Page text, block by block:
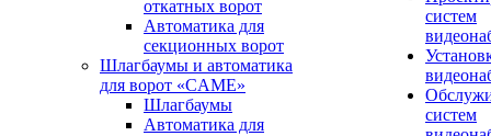
откатных ворот
Автоматика для
секционных ворот
Шлагбаумы и автоматика
для ворот «CAME»
Шлагбаумы
Автоматика для
систем
систем